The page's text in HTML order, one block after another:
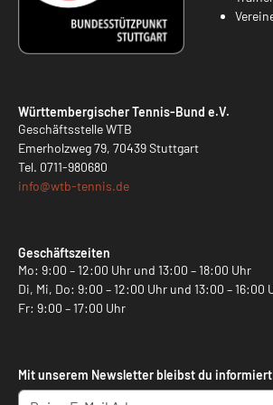
Württembergischer Tennis-Bund e.V.
Geschäftsstelle WTB
Emerholzweg 79, 70439 Stuttgart
Tel. 0711-980680
info@wtb-tennis.de
Geschäftszeiten
Mo: 9:00 – 12:00 Uhr und 13:00 – 18:00 Uhr
Di, Mi, Do: 9:00 – 12:00 Uhr und 13:00 – 16:00
Fr: 9:00 – 17:00 Uhr
Mit unserem Newsletter bleibst du informiert